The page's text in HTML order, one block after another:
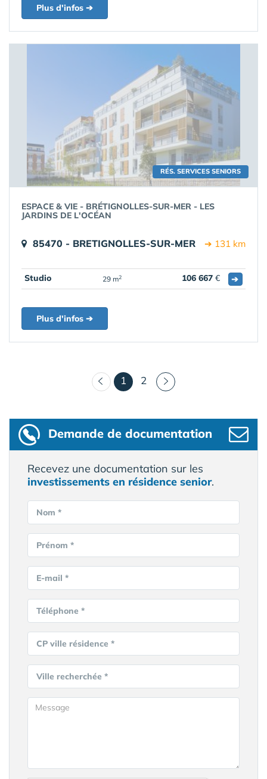
Plus d'infos ➔
RÉS. SERVICES SENIORS
ESPACE & VIE - BRÉTIGNOLLES-SUR-MER - LES
JARDINS DE L'OCÉAN
85470 - BRETIGNOLLES-SUR-MER ➔ 131 km
Studio 29 m2 106 667 € ➔
Plus d'infos ➔
1 (courant)
2
Demande de documentation
Recevez une documentation sur les
investissements en résidence senior.
Nom *
Prénom *
E-mail *
Téléphone *
CP ville résidence *
Ville recherchée *